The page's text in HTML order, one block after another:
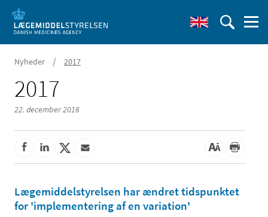
Nyheder / 2017
2017
22. december 2016
Lægemiddelstyrelsen har ændret tidspunktet
for 'implementering af en variation'